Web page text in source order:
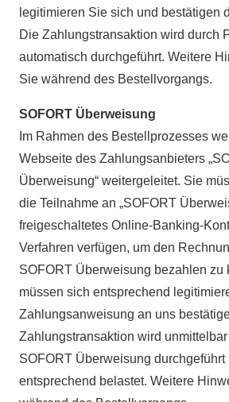
legitimieren Sie sich und bestätigen
Die Zahlungstransaktion wird durch
automatisch durchgeführt. Weitere
Sie während des Bestellvorgangs.
SOFORT Überweisung
Im Rahmen des Bestellprozesses
Webseite des Zahlungsanbieters
Überweisung“ weitergeleitet. Sie
die Teilnahme an „SOFORT
freigeschaltetes Online-Banking-
Verfahren verfügen, um den
SOFORT Überweisung bezahlen zu
müssen sich entsprechend
Zahlungsanweisung an uns
Zahlungstransaktion wird
SOFORT Überweisung durchgeführt
entsprechend belastet. Weitere